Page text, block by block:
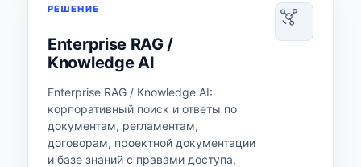
РЕШЕНИЕ
Enterprise RAG /
Knowledge AI
Enterprise RAG / Knowledge AI:
корпоративный поиск и ответы по
документам, регламентам,
договорам, проектной документации
и базе знаний с правами доступа,